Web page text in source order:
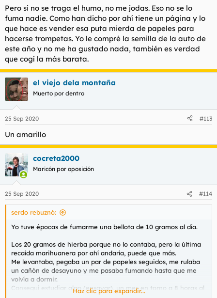
Pero si no se traga el humo, no me jodas. Eso no se lo
fuma nadie. Como han dicho por ahí tiene un página y lo
que hace es vender esa puta mierda de papeles para
hacerse trompetas. Yo le compré la semilla de la auto de
este año y no me ha gustado nada, también es verdad
que cogí la más barata.
el viejo dela montaña
Muerto por dentro
25 Sep 2020 #113
Un amarillo
cocreta2000
Maricón por oposición
25 Sep 2020 #114
serdo rebuznó:
Yo tuve épocas de fumarme una bellota de 10 gramos al día.
Los 20 gramos de hierba porque no lo contaba, pero la última
recaída marihuanera por ahí andaría, puede que más.
Me levantaba, pegaba un par de papeles seguidos, me rulaba
un cañón de desayuno y me pasaba fumando hasta que me
volvía a dormir.
Conseguí estudiar algo (ensayar), un mes en torno a 8 horas al
Haz clic para expandir...